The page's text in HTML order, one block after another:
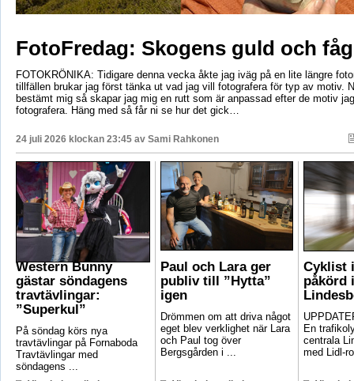
FotoFredag: Skogens guld och
FOTOKRÖNIKA: Tidigare denna vecka åkte jag iväg på en lite längre
tillfällen brukar jag först tänka ut vad jag vill fotografera för typ av motiv.
bestämt mig så skapar jag mig en rutt som är anpassad efter de motiv
fotografera. Häng med så får ni se hur det gick…
24 juli 2026 klockan 23:45 av Sami Rahkonen
Western Bunny
gästar söndagens
travtävlingar:
”Superkul”
På söndag körs nya
travtävlingar på Fornaboda
Travtävlingar med
söndagens ...
Paul och Lara ger
publiv till ”Hytta”
igen
Drömmen om att driva något
eget blev verklighet när Lara
och Paul tog över
Bergsgården i ...
Cyklist
påkörd
En
centrala
med Lidl-